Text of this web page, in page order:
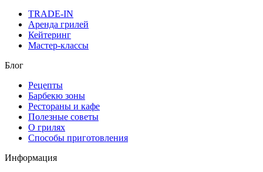
TRADE-IN
Аренда грилей
Кейтеринг
Мастер-классы
Блог
Рецепты
Барбекю зоны
Рестораны и кафе
Полезные советы
О грилях
Способы приготовления
Информация